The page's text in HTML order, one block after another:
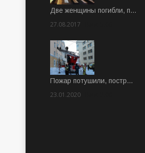
Две женщины погибли, п…
27.08.2017
Пожар потушили, постр…
23.01.2020